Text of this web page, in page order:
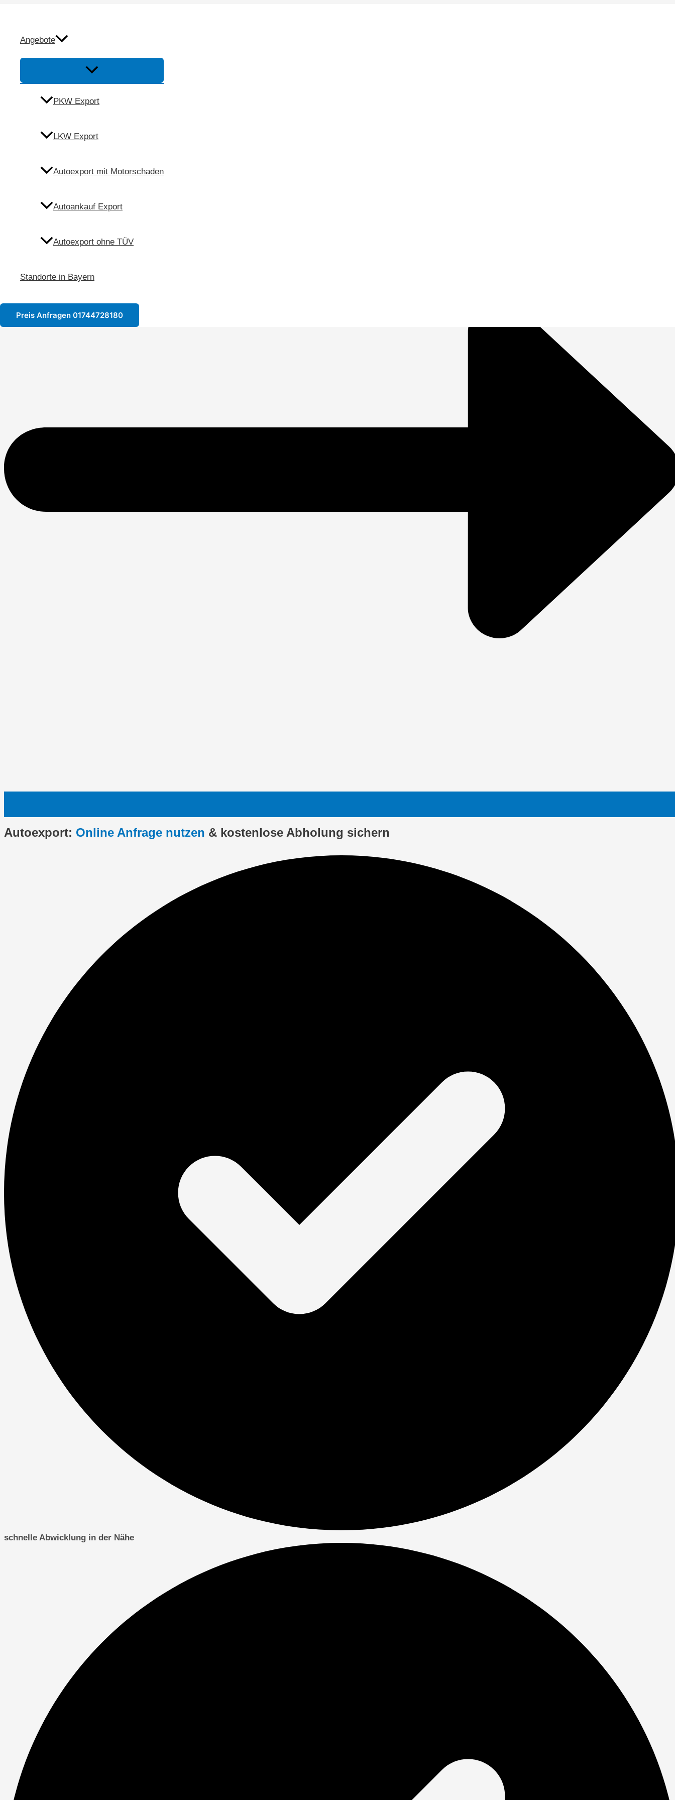
Angebote
Menü
Umschalten
PKW Export
LKW Export
Autoexport mit Motorschaden
Autoankauf Export
Autoexport ohne TÜV
Standorte in Bayern
Preis Anfragen 01744728180
Autoexport Maxhütte-Haidhof
Autoexport: Online Anfrage nutzen & kostenlose Abholung sichern
schnelle Abwicklung in der Nähe